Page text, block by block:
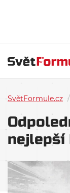
SvětFormule.cz /
nejlepší